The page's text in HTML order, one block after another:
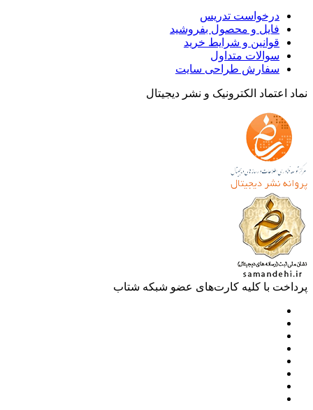
درخواست تدریس
فایل و محصول بفروشید
قوانین و شرایط خرید
سوالات متداول
سفارش طراحی سایت
اعتماد الکترونیک و نشر دیجیتال
با کلیه کارت‌های عضو شبکه شتاب